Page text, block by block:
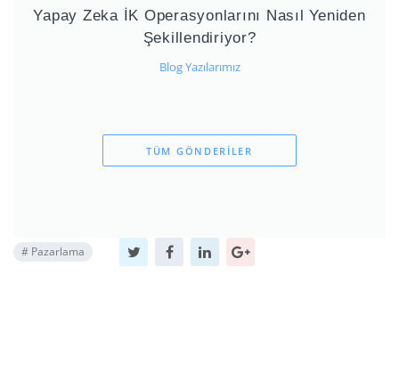
Yapay Zeka İK Operasyonlarını Nasıl Yeniden
Şekillendiriyor?
Blog Yazılarımız
TÜM GÖNDERILER
# Pazarlama